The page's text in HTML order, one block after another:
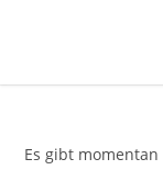
Es gibt